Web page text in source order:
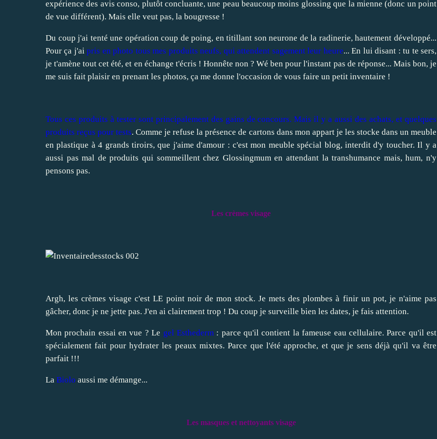
expérience des avis conso, plutôt concluante, une peau beaucoup moins glossing que la mienne (donc un point
de vue différent). Mais elle veut pas, la bougresse !
Du coup j'ai tenté une opération coup de poing, en titillant son neurone de la radinerie, hautement développé...
Pour ça j'aipris en photo tous mes produits neufs, qui attendent sagement leur heure... En lui disant : tu te sers,
je t'amène tout cet été, et en échange t'écris ! Honnête non ? Wé ben pour l'instant pas de réponse... Mais bon, je
me suis fait plaisir en prenant les photos, ça me donne l'occasion de vous faire un petit inventaire !
Tous ces produits à tester sont principalement des gains de concours. Mais il y a aussi des achats, et quelques
produits reçus pour tests. Comme je refuse la présence de cartons dans mon appart je les stocke dans un meuble
en plastique à 4 grands tiroirs, que j'aime d'amour : c'est mon meuble spécial blog, interdit d'y toucher. Il y a
aussi pas mal de produits qui sommeillent chez Glossingmum en attendant la transhumance mais, hum, n'y
pensons pas.
Les crèmes visage
Argh, les crèmes visage c'est LE point noir de mon stock. Je mets des plombes à finir un pot, je n'aime pas
gâcher, donc je ne jette pas. J'en ai clairement trop ! Du coup je surveille bien les dates, je fais attention.
Mon prochain essai en vue ? Le gel Esthederm : parce qu'il contient la fameuse eau cellulaire. Parce qu'il est
spécialement fait pour hydrater les peaux mixtes. Parce que l'été approche, et que je sens déjà qu'il va être
parfait !!!
La Biolo aussi me démange...
Les masques et nettoyants visage